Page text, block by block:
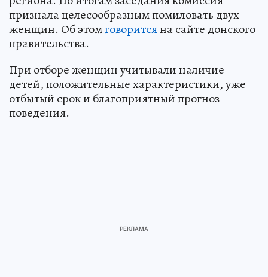
признала целесообразным помиловать двух
женщин. Об этомговоритсяна сайте донского
правительства.
При отборе женщин учитывали наличие
детей, положительные характеристики, уже
отбытый срок и благоприятный прогноз
поведения.